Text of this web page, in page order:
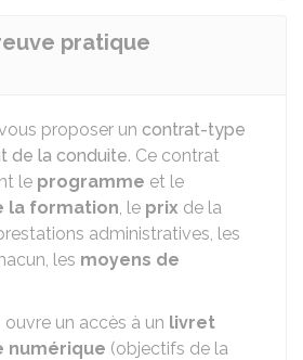
pratique
proposer un contrat-type
de la conduite. Ce contrat
le programme et le
la formation, le prix de la
administratives, les
les moyens de
un accès à un livret
numérique (objectifs de la